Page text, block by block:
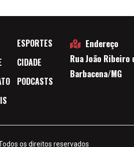
ESPORTES
CIDADE
PODCASTS
Endereço
Rua João
Barbacena/MG
os direitos reservados